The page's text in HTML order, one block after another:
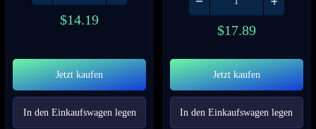
$14.19
Jetzt kaufen
In den Einkaufswagen legen
$17.89
Jetzt kaufen
In den Einkaufswagen legen